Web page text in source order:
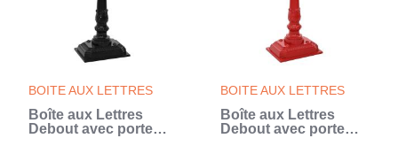
BOITE AUX LETTRES
Boîte aux Lettres
Debout avec porte
BOITE AUX LETTRES
Boîte aux Lettres
Debout avec porte